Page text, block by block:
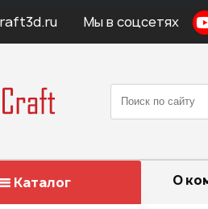
Мы в соцсетях
Каталог О